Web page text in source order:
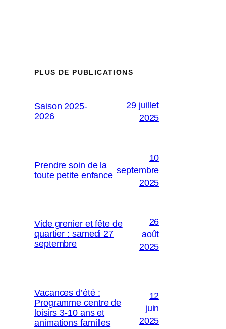
PLUS DE PUBLICATIONS
Saison 2025-
2026
29 juillet
2025
Prendre soin de la
toute petite enfance
10
septembre
2025
Vide grenier et fête de
quartier : samedi 27
septembre
26
août
2025
Vacances d’été :
Programme centre de
loisirs 3-10 ans et
animations familles
12
juin
2025